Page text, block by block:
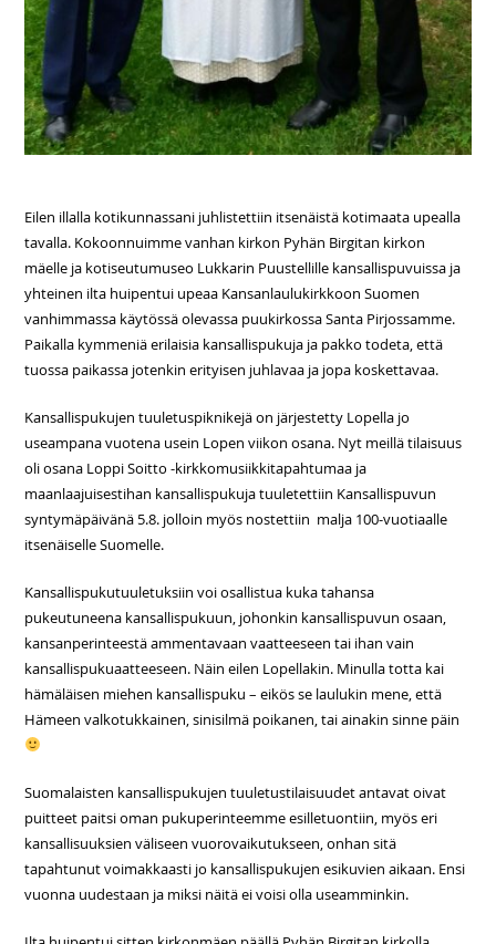
Eilen illalla kotikunnassani juhlistettiin itsenäistä kotimaata upealla
tavalla. Kokoonnuimme vanhan kirkon Pyhän Birgitan kirkon
mäelle ja kotiseutumuseo Lukkarin Puustellille kansallispuvuissa ja
yhteinen ilta huipentui upeaa Kansanlaulukirkkoon Suomen
vanhimmassa käytössä olevassa puukirkossa Santa Pirjossamme.
Paikalla kymmeniä erilaisia kansallispukuja ja pakko todeta, että
tuossa paikassa jotenkin erityisen juhlavaa ja jopa koskettavaa.
Kansallispukujen tuuletuspiknikejä on järjestetty Lopella jo
useampana vuotena usein Lopen viikon osana. Nyt meillä tilaisuus
oli osana Loppi Soitto -kirkkomusiikkitapahtumaa ja
maanlaajuisestihan kansallispukuja tuuletettiin Kansallispuvun
syntymäpäivänä 5.8. jolloin myös nostettiin malja 100-vuotiaalle
itsenäiselle Suomelle.
Kansallispukutuuletuksiin voi osallistua kuka tahansa
pukeutuneena kansallispukuun, johonkin kansallispuvun osaan,
kansanperinteestä ammentavaan vaatteeseen tai ihan vain
kansallispukuaatteeseen. Näin eilen Lopellakin. Minulla totta kai
hämäläisen miehen kansallispuku – eikös se laulukin mene, että
Hämeen valkotukkainen, sinisilmä poikanen, tai ainakin sinne päin
Suomalaisten kansallispukujen tuuletustilaisuudet antavat oivat
puitteet paitsi oman pukuperinteemme esilletuontiin, myös eri
kansallisuuksien väliseen vuorovaikutukseen, onhan sitä
tapahtunut voimakkaasti jo kansallispukujen esikuvien aikaan. Ensi
vuonna uudestaan ja miksi näitä ei voisi olla useamminkin.